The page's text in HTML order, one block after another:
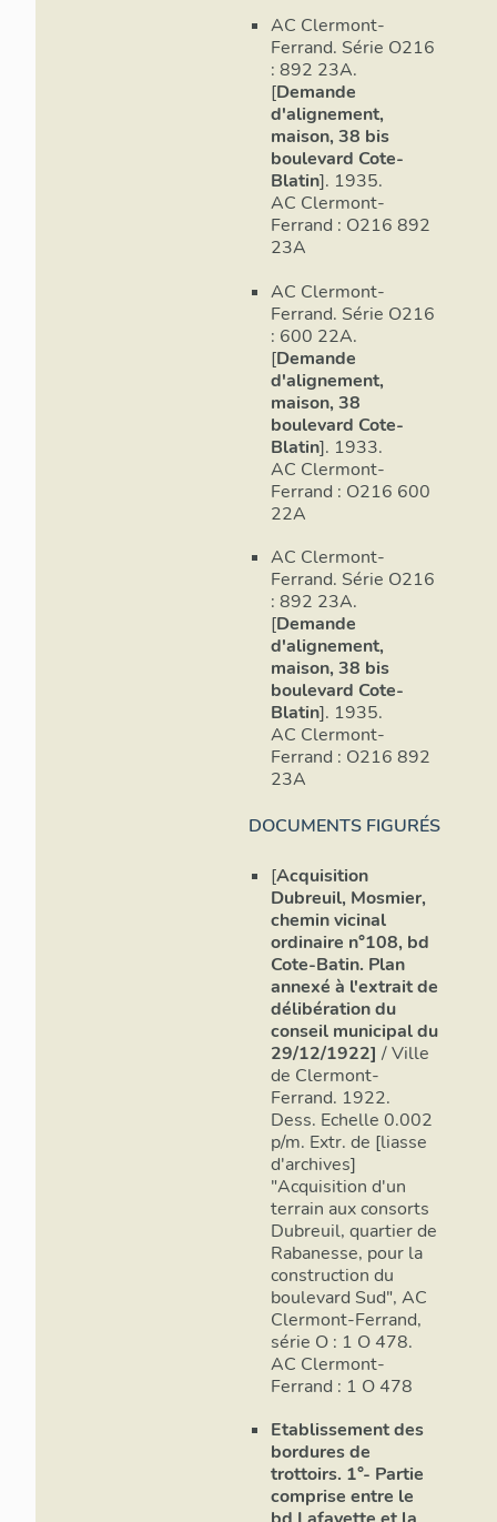
AC Clermont-
Ferrand. Série O216
: 892 23A.
[Demande
d'alignement,
maison, 38 bis
boulevard Cote-
Blatin]. 1935.
AC Clermont-
Ferrand : O216 892
23A
AC Clermont-
Ferrand. Série O216
: 600 22A.
[Demande
d'alignement,
maison, 38
boulevard Cote-
Blatin]. 1933.
AC Clermont-
Ferrand : O216 600
22A
AC Clermont-
Ferrand. Série O216
: 892 23A.
[Demande
d'alignement,
maison, 38 bis
boulevard Cote-
Blatin]. 1935.
AC Clermont-
Ferrand : O216 892
23A
DOCUMENTS FIGURÉS
[Acquisition
Dubreuil, Mosmier,
chemin vicinal
ordinaire n°108, bd
Cote-Batin. Plan
annexé à l'extrait de
délibération du
conseil municipal du
29/12/1922] / Ville
de Clermont-
Ferrand. 1922.
Dess. Echelle 0.002
p/m. Extr. de [liasse
d'archives]
"Acquisition d'un
terrain aux consorts
Dubreuil, quartier de
Rabanesse, pour la
construction du
boulevard Sud", AC
Clermont-Ferrand,
série O : 1 O 478.
AC Clermont-
Ferrand : 1 O 478
Etablissement des
bordures de
trottoirs. 1°- Partie
comprise entre le